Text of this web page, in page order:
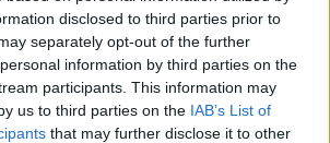
disclosed to third parties prior to
separately opt-out of the further
information by third parties on the
participants. This information may
us to third parties on the IAB’s List of
that may further disclose it to other
globale?
vergogna a continuare a guardare San
promuove o consuma i riti collettivi
democrazia a guerra civile
baltici